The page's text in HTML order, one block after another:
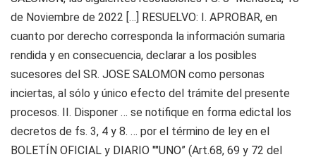
de Noviembre de 2022 […] RESUELVO: I. APROBAR, en
cuanto por derecho corresponda la información sumaria
rendida y en consecuencia, declarar a los posibles
sucesores del SR. JOSE SALOMON como personas
inciertas, al sólo y único efecto del trámite del presente
procesos. II. Disponer … se notifique en forma edictal los
decretos de fs. 3, 4 y 8. … por el término de ley en el
BOLETÍN OFICIAL y DIARIO ""UNO” (Art.68, 69 y 72 del